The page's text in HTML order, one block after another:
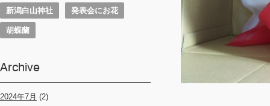
新潟白山神社 発表会にお花
胡蝶蘭
Archive
2024年7月 (2)